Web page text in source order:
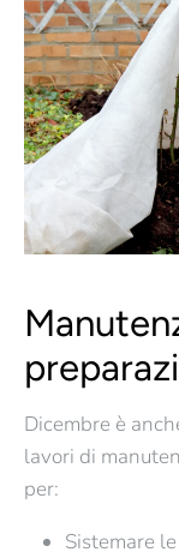
Dicembre è
lavori di
per:
Sistemare